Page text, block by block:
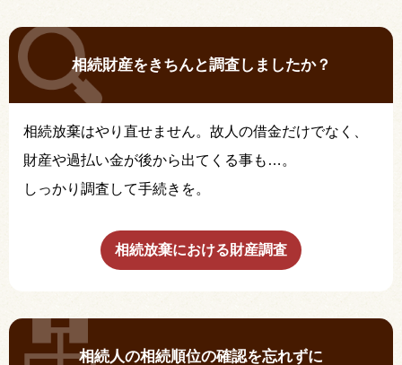
相続財産をきちんと調査しましたか？
相続放棄はやり直せません。故人の借金だけでなく、
財産や過払い金が後から出てくる事も…。
しっかり調査して手続きを。
相続放棄における財産調査
相続人の相続順位の確認を忘れずに